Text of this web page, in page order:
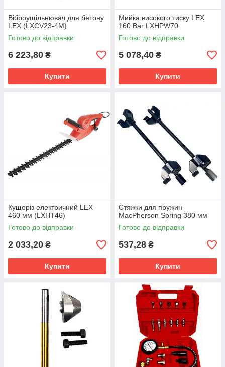
Віброущільнювач для бетону
LEX (LXCV23-4M)
Готово до відправки
6 223,80 ₴
Купити
Мийка високого тиску LEX
160 Bar LXHPW70
Готово до відправки
5 078,40 ₴
Купити
Кущоріз електричний LEX
460 мм (LXHT46)
Готово до відправки
2 033,20 ₴
Купити
Стяжки для пружин
MacPherson Spring 380 мм
Готово до відправки
537,28 ₴
Купити